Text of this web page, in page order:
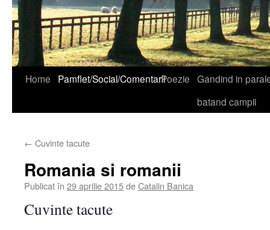
Sari
Home Pamflet/Social/ComentariiPoezie Gandind in
batand campii
← Cuvinte tacute
Romania si romanii
Publicat în 29 aprilie 2015deCatalin Banica
Cuvinte tacute